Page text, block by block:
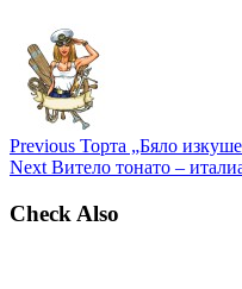
Previous Торта „Бяло
Next Витело тонато –
Check Also